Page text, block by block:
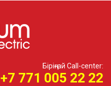
Біріңғай Call-center:
+7 771 005 22 22